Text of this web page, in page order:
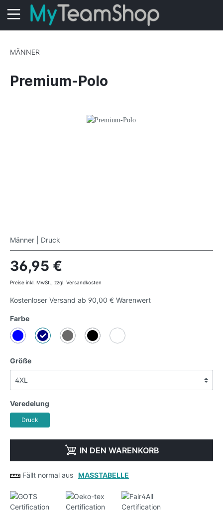
MÄNNER
Premium-Polo
Männer | Druck
36,95 €
Preise inkl. MwSt., zzgl. Versandkosten
Kostenloser Versand ab 90,00 € Warenwert
Farbe
Größe
Veredelung
Druck
IN DEN WARENKORB
Fällt normal aus MASSTABELLE